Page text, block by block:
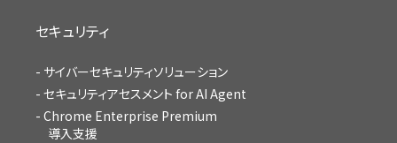
セキュリティ
サイバーセキュリティソリューション
セキュリティアセスメント for AI Agent
Chrome Enterprise Premium
導入支援